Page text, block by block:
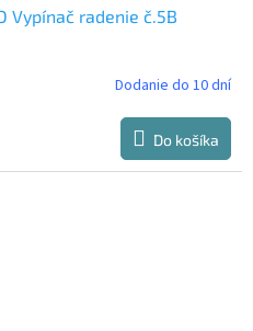
Vypínač radenie č.5B
Dodanie do 10 dní
Do košíka